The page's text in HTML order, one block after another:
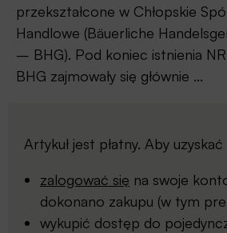
przekształcone w Chłopskie
Handlowe (Bäuerliche
– BHG). Pod koniec istnienia
BHG zajmowały się głównie ...
Artykuł jest płatny. Aby
zalogować się na swoje
dokonano zakupu (w tym
wykupić dostęp do